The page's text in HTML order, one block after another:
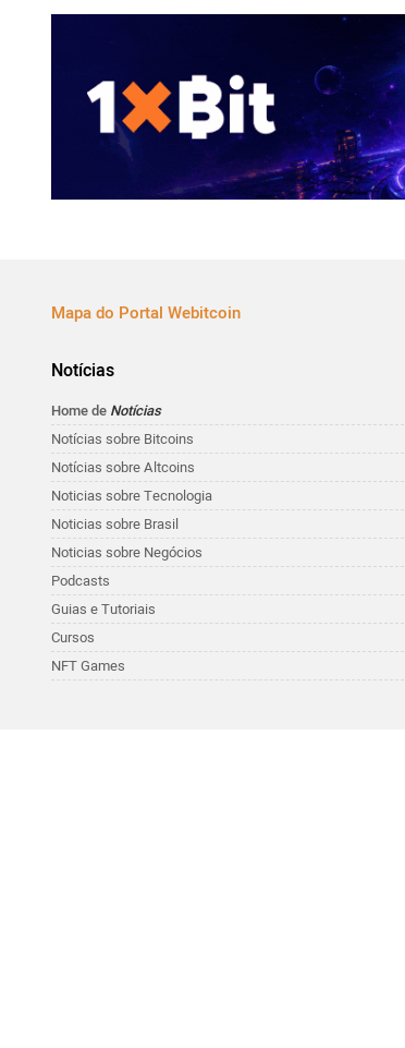
Mapa do Portal Webitcoin
Notícias
Home de Notícias
Notícias sobre Bitcoins
Notícias sobre Altcoins
Noticias sobre Tecnologia
Noticias sobre Brasil
Noticias sobre Negócios
Podcasts
Guias e Tutoriais
Cursos
NFT Games